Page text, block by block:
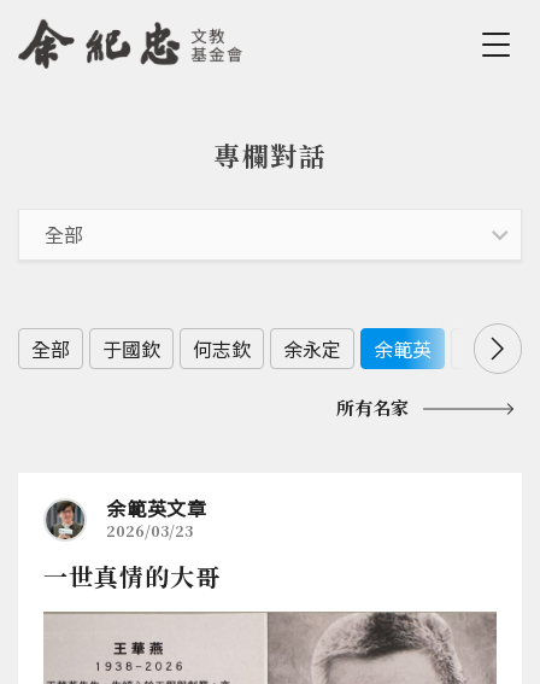
Jump to Navigation
Jump to Main content
專欄對話
全部 于國欽 何志欽 余永定 余範英 劉佩真
所有名家
余範英文章
2026/03/23
一世真情的大哥